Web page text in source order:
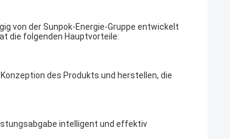
von der Sunpok-Energie-Gruppe entwickelt
die folgenden Hauptvorteile:
des Produkts und herstellen, die
intelligent und effektiv